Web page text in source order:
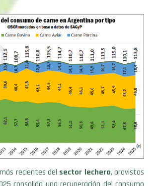
recientes delsector lechero, provistos
consolida una recuperación del consumo
año anterior. En el período enero-octubre